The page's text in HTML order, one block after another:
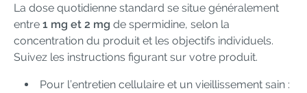
La dose quotidienne standard se situe généralement
entre 1 mg et 2 mg de spermidine, selon la
concentration du produit et les objectifs individuels.
Suivez les instructions figurant sur votre produit.
Pour l’entretien cellulaire et un vieillissement sain :